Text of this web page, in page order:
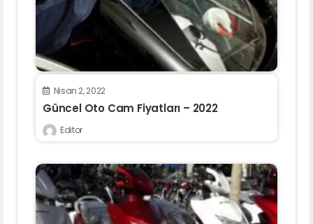
Nisan 2, 2022
Güncel Oto Cam Fiyatları – 2022
Editor